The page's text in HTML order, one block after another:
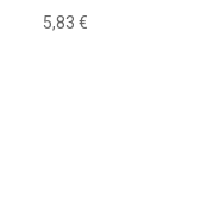
5,83 €